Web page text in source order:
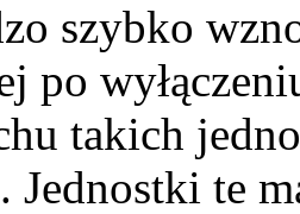
szybko
po
takich
Jednostki te